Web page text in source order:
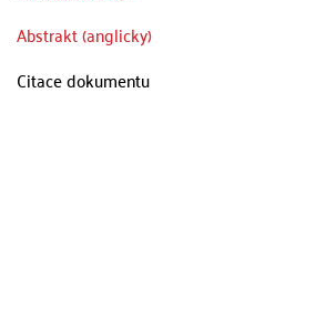
Abstrakt (anglicky)
Citace dokumentu